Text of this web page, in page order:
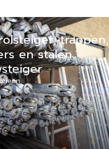
trappen,
en stalen